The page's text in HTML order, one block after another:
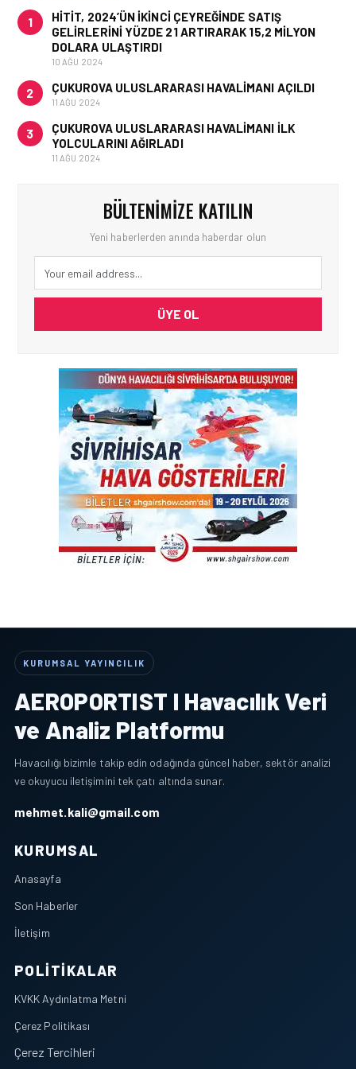
1
HITIT, 2024’ÜN IKINCI ÇEYREĞINDE SATIŞ
GELIRLERINI YÜZDE 21 ARTIRARAK 15,2 MILYON
DOLARA ULAŞTIRDI
10 AĞU 2024
2 ÇUKUROVA ULUSLARARASI HAVALIMANI AÇILDI
11 AĞU 2024
3
ÇUKUROVA ULUSLARARASI HAVALIMANI İLK
YOLCULARINI AĞIRLADI
11 AĞU 2024
BÜLTENIMIZE KATILIN
Yeni haberlerden anında haberdar olun
ÜYE OL
KURUMSAL YAYINCILIK
AEROPORTIST I Havacılık Veri
ve Analiz Platformu
Havacılığı bizimle takip edin odağında güncel haber, sektör analizi
ve okuyucu iletişimini tek çatı altında sunar.
mehmet.kali@gmail.com
KURUMSAL
Anasayfa
Son Haberler
İletişim
POLITIKALAR
KVKK Aydınlatma Metni
Çerez Politikası
Çerez Tercihleri